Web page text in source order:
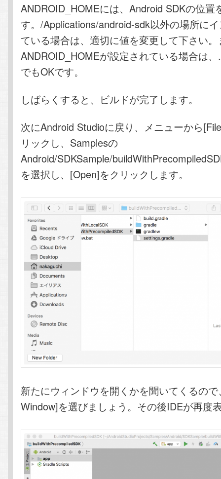
ANDROID_HOMEには、Android SDKの位置
す。/Applications/android-sdk以外の場所に
ている場合は、適切に値を変更して下さい
ANDROID_HOMEが設定されている場合は
でもOKです。
しばらくすると、ビルドが完了します。
次にAndroid Studioに戻り、メニューから
リックし、Samplesの
Android/SDKSample/
を選択し、[Open]をクリックします。
新たにウィンドウを開くかを聞いてくるの
Window]を選びましょう。その後IDEが再度